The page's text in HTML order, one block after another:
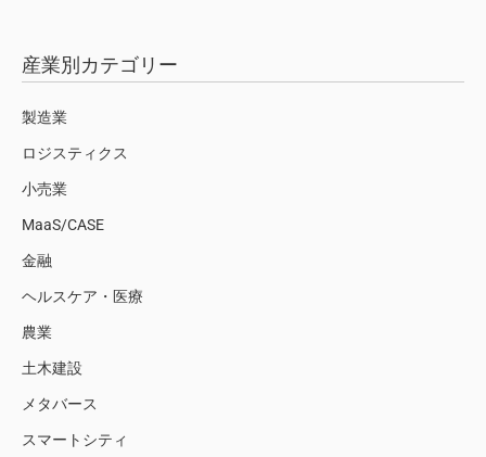
産業別カテゴリー
製造業
ロジスティクス
小売業
MaaS/CASE
金融
ヘルスケア・医療
農業
土木建設
メタバース
スマートシティ